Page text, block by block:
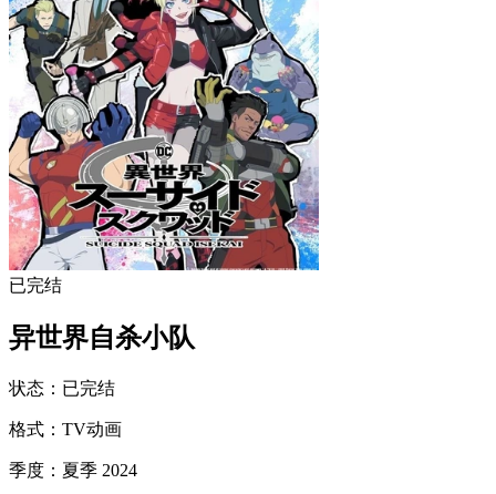
已完结
异世界自杀小队
状态 ： 已完结
格式 ： TV动画
季度 ： 夏季 2024